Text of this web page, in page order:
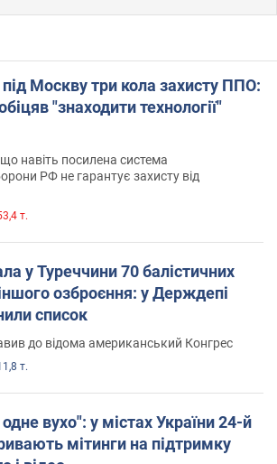
під Москву три кола захисту ППО:
"знаходити технології"
навіть посилена система
РФ не гарантує захисту від
т.
у Туреччини 70 балістичних
озброєння: у Держдепі
список
до відома американський Конгрес
т.
вухо": у містах України 24-й
мітинги на підтримку